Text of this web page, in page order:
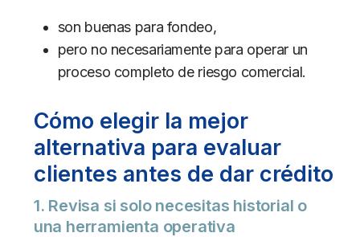
son buenas para fondeo,
pero no necesariamente para operar un
proceso completo de riesgo comercial.
Cómo elegir la mejor
alternativa para evaluar
clientes antes de dar crédito
1. Revisa si solo necesitas historial o
una herramienta operativa